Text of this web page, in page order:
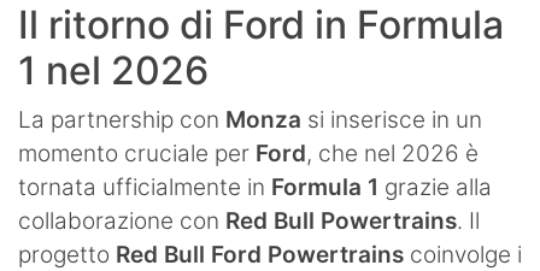
Il ritorno di Ford in Formula
1 nel 2026
La partnership con Monza si inserisce in un
momento cruciale per Ford, che nel 2026 è
tornata ufficialmente in Formula 1 grazie alla
collaborazione con Red Bull Powertrains. Il
progetto Red Bull Ford Powertrains coinvolge i